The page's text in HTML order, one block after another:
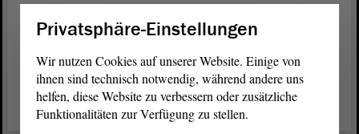
Zurück zur Landtagssitzung
Privatsphäre-Einstellungen
Wir nutzen Cookies auf unserer Website. Einige von
ihnen sind technisch notwendig, während andere uns
helfen, diese Website zu verbessern oder zusätzliche
Funktionalitäten zur Verfügung zu stellen.